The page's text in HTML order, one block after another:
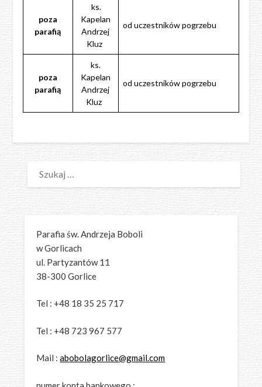
poza
parafią
ks.
Kapelan
Andrzej
Kluz
od uczestników pogrzebu
poza
parafią
ks.
Kapelan
Andrzej
Kluz
od uczestników pogrzebu
Parafia św. Andrzeja Boboli
w Gorlicach
ul. Partyzantów 11
38-300 Gorlice
Tel : +48 18 35 25 717
Tel : +48 723 967 577
Mail :abobolagorlice@gmail.com